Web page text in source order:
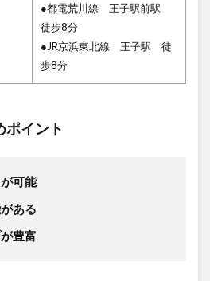
●都電荒川線 王子駅前駅
徒歩8分
●JR京浜東北線 王子駅 徒
歩8分
ポイント
可能
ある
豊富